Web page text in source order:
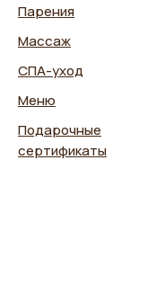
Парения
Массаж
СПА-уход
Меню
Подарочные
сертификаты